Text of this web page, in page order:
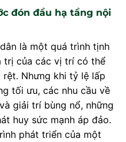
đón đầu hạ tầng nội
là một quá trình tịnh
trị của các vị trí có thể
Nhưng khi tỷ lệ lấp
tối ưu, các nhu cầu về
giải trí bùng nổ, những
huy sức mạnh áp đảo.
phát triển của một